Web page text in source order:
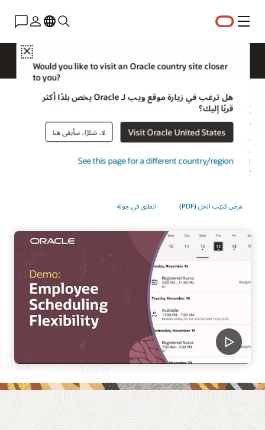
القائمة
Close
Would you like to visit an Oracle country site closer
to you?
هل ترغب في زيارة موقع ويب لـ Oracle يخص بلدًا أكثر
قربًا إليك؟
Visit Oracle United States لا، شكرًا، سأبقى هنا
See this page for a different country/region
Oracle Workforce Scheduling
يوازن Oracle Workforce Scheduling بمهارة بين احتياجات الأعمال
والامتثال وتجربة الموظف من خلال ربط البيانات من جميع أنحاء
المؤسسة في حل واحد لجدولة السحابة الأصلية مصمم لتلبية احتياجات
كل مجال.
عرض كتيّب الحل (PDF) انطلق في جولة